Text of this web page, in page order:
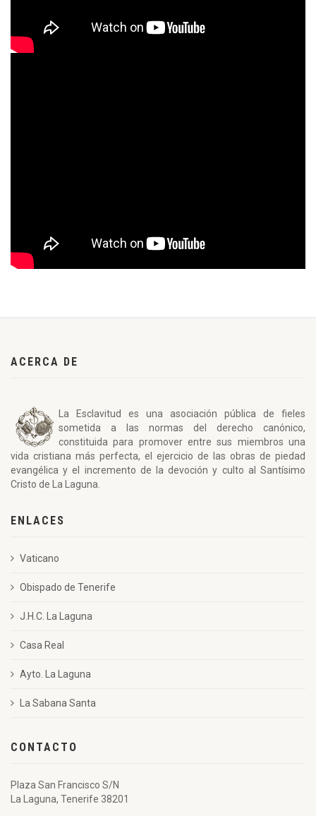
ACERCA DE
La Esclavitud es una asociación pública de fieles
sometida a las normas del derecho canónico,
constituida para promover entre sus miembros una
vida cristiana más perfecta, el ejercicio de las obras de piedad
evangélica y el incremento de la devoción y culto al Santísimo
Cristo de La Laguna.
ENLACES
Vaticano
Obispado de Tenerife
J.H.C. La Laguna
Casa Real
Ayto. La Laguna
La Sabana Santa
CONTACTO
Plaza San Francisco S/N
La Laguna, Tenerife 38201